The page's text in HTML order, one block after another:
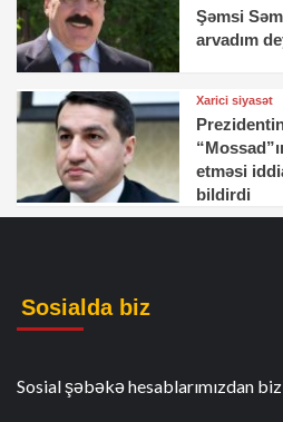
Şəmsi
arvadım
Xarici siyasət
etməsi
bildirdi
Sosialda biz
Sosial şəbəkə hesablarımızdan